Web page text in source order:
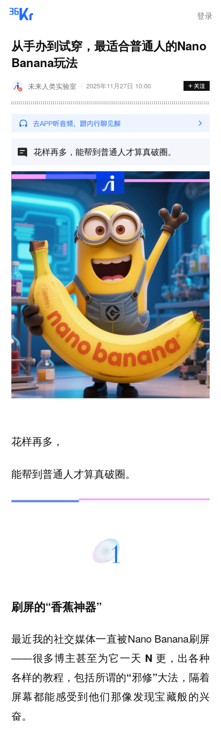
登录
从手办到试穿，最适合普通人的Nano
Banana玩法
未来人类实验室 2025年11月27日 10:00
花样再多，能帮到普通人才算真破圈。
花样再多，
能帮到普通人才算真破圈。
刷屏的“香蕉神器”
最近我的社交媒体一直被Nano Banana刷屏
——很多博主甚至为它一天 N 更，出各种
各样的教程，包括所谓的“邪修”大法，隔着
屏幕都能感受到他们那像发现宝藏般的兴
奋。